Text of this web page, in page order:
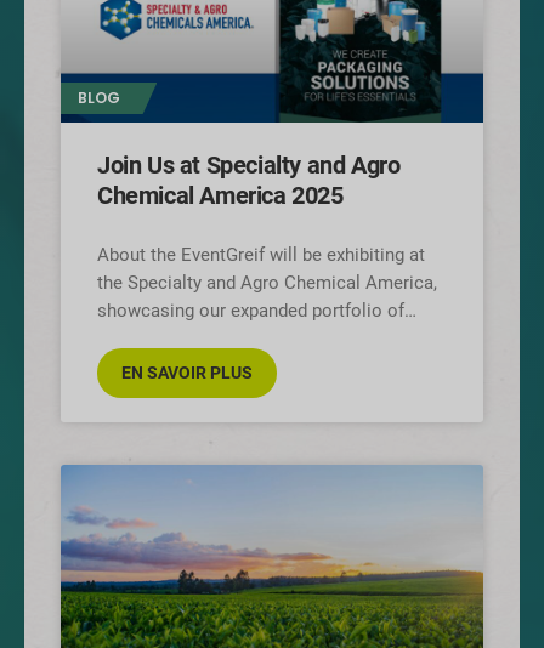
BLOG
Join Us at Specialty and Agro
Chemical America 2025
About the EventGreif will be exhibiting at
the Specialty and Agro Chemical America,
showcasing our expanded portfolio of
together leaders
EN SAVOIR PLUS